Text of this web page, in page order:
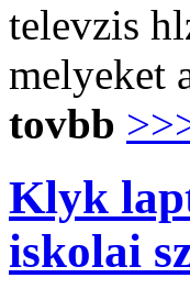
televzis
melyeket
tovbb
Klyk
iskolai